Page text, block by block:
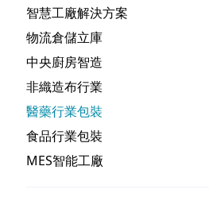
智慧工廠解決方案
物流倉儲立庫
中央廚房智造
非織造布行業
醫藥行業包裝
食品行業包裝
MES智能工廠